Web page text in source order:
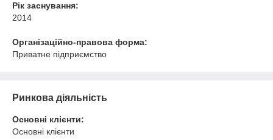
Рік заснування:
2014
Організаційно-правова форма:
Приватне підприємство
Ринкова діяльність
Основні клієнти:
Основні клієнти